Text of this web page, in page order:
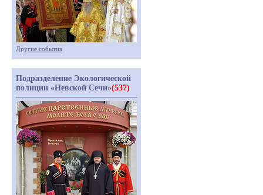
Другие события
Подразделение Экологической
полиции «Невской Сечи»(537)